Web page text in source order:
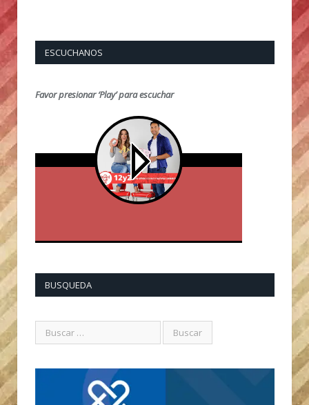
ESCUCHANOS
Favor presionar ‘Play’ para escuchar
BUSQUEDA